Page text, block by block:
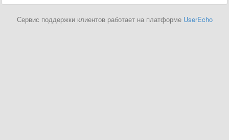
Сервис поддержки клиентов работает на платформе UserEcho